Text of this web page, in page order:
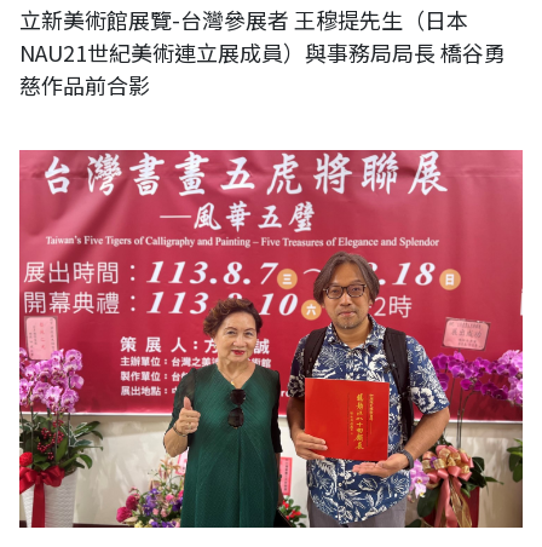
立新美術館展覽-台灣參展者 王穆提先生（日本
NAU21世紀美術連立展成員）與事務局局長 橋谷勇
慈作品前合影
台灣楊靜江美術館 楊靜江館長（左）、RUMOTAN 王穆提社長（右），
於中正紀念堂台灣書畫五虎將聯展-風華五璧展覽現場合影。